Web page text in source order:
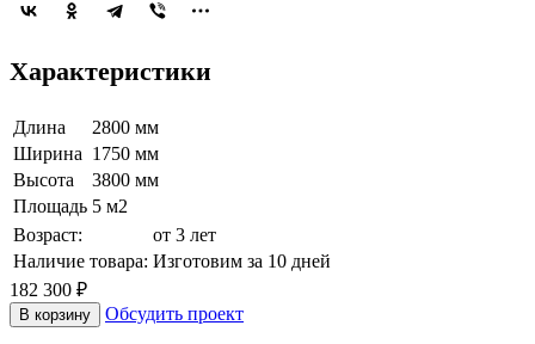
Характеристики
Длина
2800 мм
Ширина 1750 мм
Высота
3800 мм
Площадь 5 м2
Возраст:
от 3 лет
Наличие товара: Изготовим за 10 дней
182 300 ₽
В корзину Обсудить проект